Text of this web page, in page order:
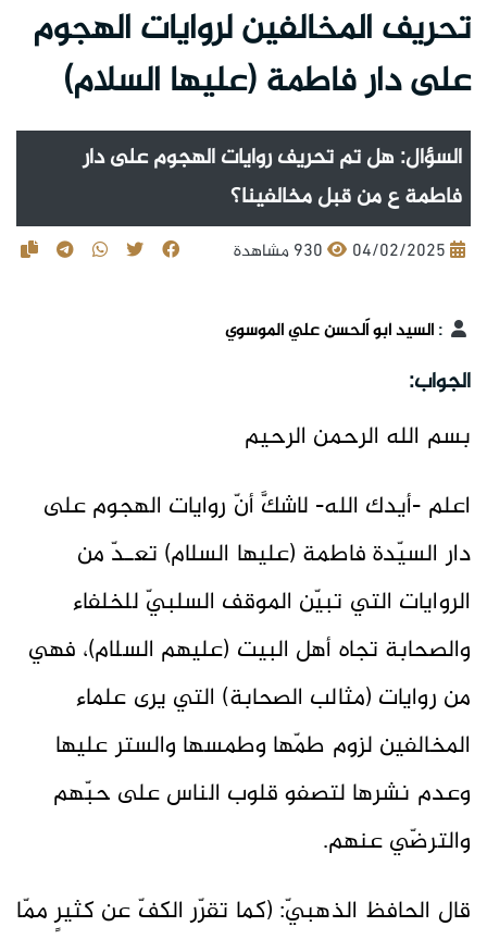
تحريف المخالفين لروايات الهجوم
على دار فاطمة (عليها السلام)
السؤال: هل تم تحريف روايات الهجوم على دار
فاطمة ع من قبل مخالفينا؟
04/02/2025 930 مشاهدة
:السيد أبو اَلحسن علي الموسوي
الجواب:
بسم الله الرحمن الرحيم
اعلم -أيدك الله- لاشكَّ أنّ روايات الهجوم على
دار السيّدة فاطمة (عليها السلام) تعـدّ من
الروايات التي تبيّن الموقف السلبيّ للخلفاء
والصحابة تجاه أهل البيت (عليهم السلام)، فهي
من روايات (مثالب الصحابة) التي يرى علماء
المخالفين لزوم طمّها وطمسها والستر عليها
وعدم نشرها لتصفو قلوب الناس على حبّهم
والترضّي عنهم.
قال الحافظ الذهبيّ: (كما تقرّر الكفّ عن كثيرٍ ممّا